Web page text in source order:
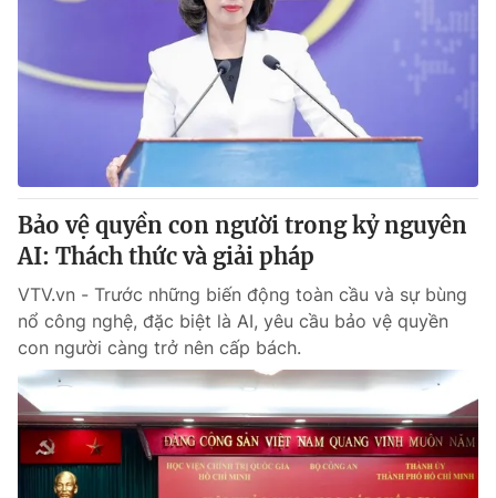
Cơ quan chủ quản:Đài Truyền hình Việt Nam
Cơ quan báo chí:Thời báo VTV
Giấy phép hoạt động báo in và báo điện tử số 483/GP-BTTTT
cấp ngày 29/12/2023
Tổng Biên tập:Vũ Thanh Thủy
Phó Tổng Biên tập:Nguyễn Thị Mỹ Hạnh, Phạm Quốc Thắng,
Nguyễn Trọng Ninh
Tổng đài VTV: 024.38 355 931 - 024.38 355 932
Ðiện thoại Thời báo VTV:
024.66 897 897
Email: toasoan@vtv.vn
Liên hệ quảng cáo:024-7300.7108
Bảo vệ quyền con người trong kỷ nguyên
AI: Thách thức và giải pháp
VTV.vn - Trước những biến động toàn cầu và sự bùng
nổ công nghệ, đặc biệt là AI, yêu cầu bảo vệ quyền
con người càng trở nên cấp bách.